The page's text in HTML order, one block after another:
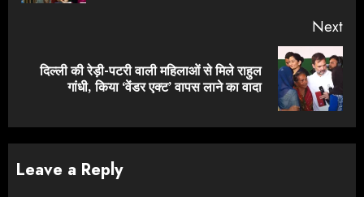
Next
Next
दिल्ली की रेड़ी-पटरी वाली महिलाओं से मिले राहुल
गांधी, किया ‘वेंडर एक्ट’ वापस लाने का वादा
Leave a Reply